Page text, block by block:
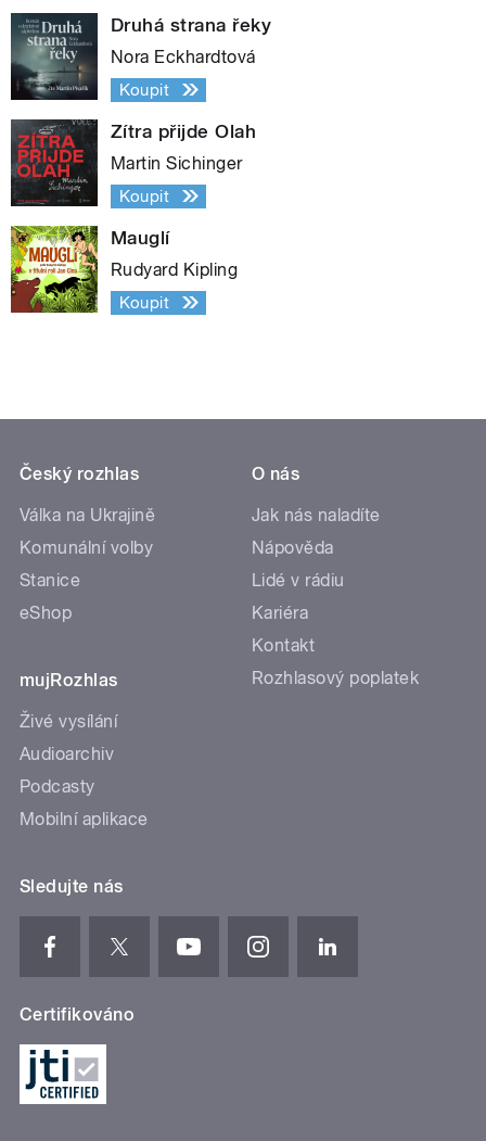
Druhá strana řeky
Nora Eckhardtová
Koupit
Zítra přijde Olah
Martin Sichinger
Koupit
Mauglí
Rudyard Kipling
Koupit
Český rozhlas
Válka na Ukrajině
Komunální volby
Stanice
eShop
mujRozhlas
Živé vysílání
Audioarchiv
Podcasty
Mobilní aplikace
O nás
Jak nás naladíte
Nápověda
Lidé v rádiu
Kariéra
Kontakt
Rozhlasový poplatek
Sledujte nás
Certifikováno